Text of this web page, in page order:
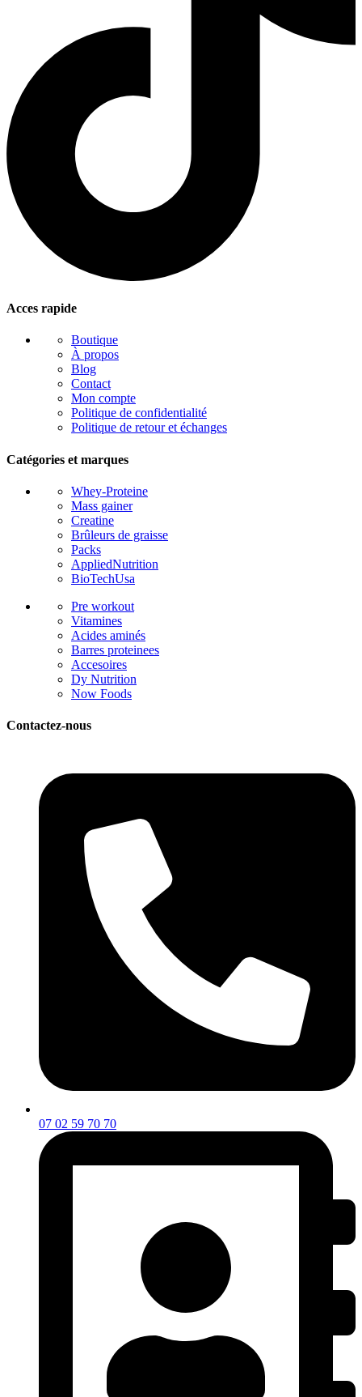
Acces rapide
Boutique
À propos
Blog
Contact
Mon compte
Politique de confidentialité
Politique de retour et échanges
Catégories et marques
Whey-Proteine
Mass gainer
Creatine
Brûleurs de graisse
Packs
AppliedNutrition
BioTechUsa
Pre workout
Vitamines
Acides aminés
Barres proteinees
Accesoires
Dy Nutrition
Now Foods
Contactez-nous
07 02 59 70 70